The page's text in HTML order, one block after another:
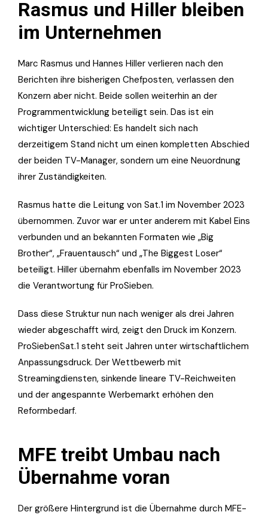
Rasmus und Hiller bleiben
im Unternehmen
Marc Rasmus und Hannes Hiller verlieren nach den
Berichten ihre bisherigen Chefposten, verlassen den
Konzern aber nicht. Beide sollen weiterhin an der
Programmentwicklung beteiligt sein. Das ist ein
wichtiger Unterschied: Es handelt sich nach
derzeitigem Stand nicht um einen kompletten Abschied
der beiden TV-Manager, sondern um eine Neuordnung
ihrer Zuständigkeiten.
Rasmus hatte die Leitung von Sat.1 im November 2023
übernommen. Zuvor war er unter anderem mit Kabel Eins
verbunden und an bekannten Formaten wie „Big
Brother“, „Frauentausch“ und „The Biggest Loser“
beteiligt. Hiller übernahm ebenfalls im November 2023
die Verantwortung für ProSieben.
Dass diese Struktur nun nach weniger als drei Jahren
wieder abgeschafft wird, zeigt den Druck im Konzern.
ProSiebenSat.1 steht seit Jahren unter wirtschaftlichem
Anpassungsdruck. Der Wettbewerb mit
Streamingdiensten, sinkende lineare TV-Reichweiten
und der angespannte Werbemarkt erhöhen den
Reformbedarf.
MFE treibt Umbau nach
Übernahme voran
Der größere Hintergrund ist die Übernahme durch MFE-